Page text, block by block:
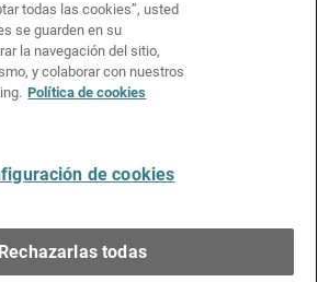
todas las cookies”, usted
se guarden en su
la navegación del sitio,
y colaborar con nuestros
Política de cookies
de cookies
Rechazarlas todas